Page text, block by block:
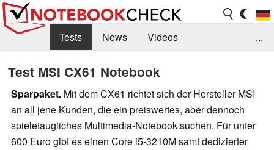
Tests News
Videos
Kaufberatung
Deals Suche
Jobs
Forum
...
Test MSI CX61 Notebook
Sparpaket. Mit dem CX61 richtet sich der Hersteller MSI
an all jene Kunden, die ein preiswertes, aber dennoch
spieletaugliches Multimedia-Notebook suchen. Für unter
600 Euro gibt es einen Core i5-3210M samt dedizierter